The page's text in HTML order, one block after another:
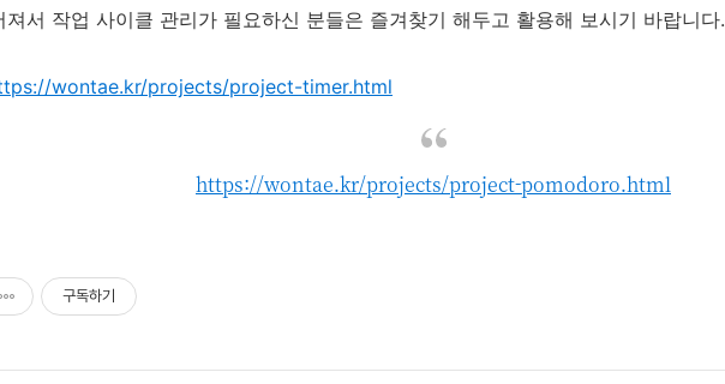
져서 작업 사이클 관리가 필요하신 분들은 즐겨찾기 해두고 활용해 보시기 바랍니다.
wontae.kr/projects/project-timer.html
https://wontae.kr/projects/project-pomodoro.html
구독하기